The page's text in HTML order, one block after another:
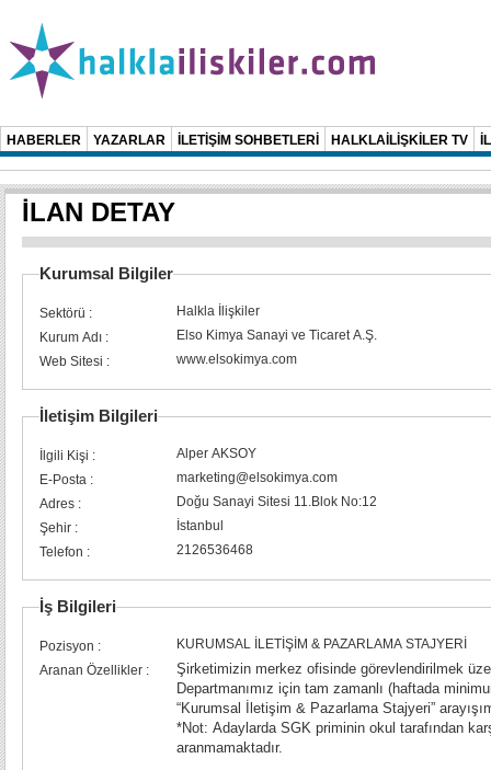
HABERLER YAZARLAR İLETİŞİM SOHBETLERİ HALKLAİLİŞKİLER TV
İLAN DETAY
Kurumsal Bilgiler
Sektörü :
Halkla İlişkiler
Kurum Adı :
Elso Kimya Sanayi ve Ticaret A.Ş.
Web Sitesi :
www.elsokimya.com
İletişim Bilgileri
İlgili Kişi :
Alper AKSOY
E-Posta :
marketing@elsokimya.com
Adres :
Doğu Sanayi Sitesi 11.Blok No:12
Şehir :
İstanbul
Telefon :
2126536468
İş Bilgileri
Pozisyon :
KURUMSAL İLETİŞİM & PAZARLAMA STAJYERİ
Aranan Özellikler :
Şirketimizin merkez ofisinde görevlendirilmek
Departmanımız için tam zamanlı (haftada
“Kurumsal İletişim & Pazarlama Stajyeri”
*Not: Adaylarda SGK priminin okul tarafından
aranmamaktadır.